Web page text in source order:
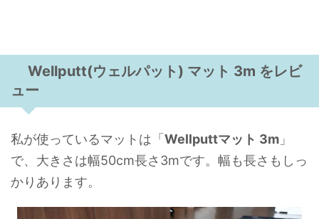
Wellputt(ウェルパット) マット 3m をレビ
ュー
私が使っているマットは「Wellputtマット 3m 」
で、大きさは幅50cm長さ3mです。幅も長さもしっ
かりあります。